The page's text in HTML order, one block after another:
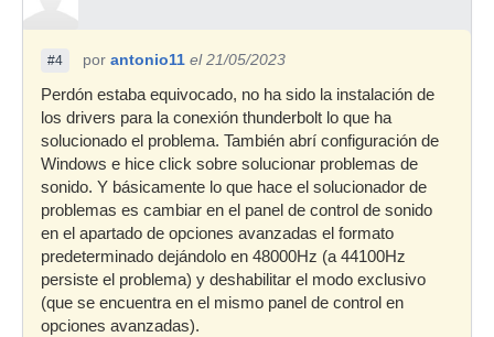
#4 por antonio11 el 21/05/2023
Perdón estaba equivocado, no ha sido la instalación de
los drivers para la conexión thunderbolt lo que ha
solucionado el problema. También abrí configuración de
Windows e hice click sobre solucionar problemas de
sonido. Y básicamente lo que hace el solucionador de
problemas es cambiar en el panel de control de sonido
en el apartado de opciones avanzadas el formato
predeterminado dejándolo en 48000Hz (a 44100Hz
persiste el problema) y deshabilitar el modo exclusivo
(que se encuentra en el mismo panel de control en
opciones avanzadas).